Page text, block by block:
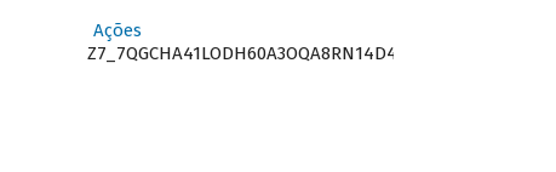
Ações
Z7_7QGCHA41LODH60A3OQA8RN14D4